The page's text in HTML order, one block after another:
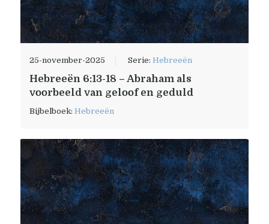
25-november-2025 Serie:Hebreeën
Hebreeën 6:13-18 – Abraham als
voorbeeld van geloof en geduld
Bijbelboek:Hebreeën